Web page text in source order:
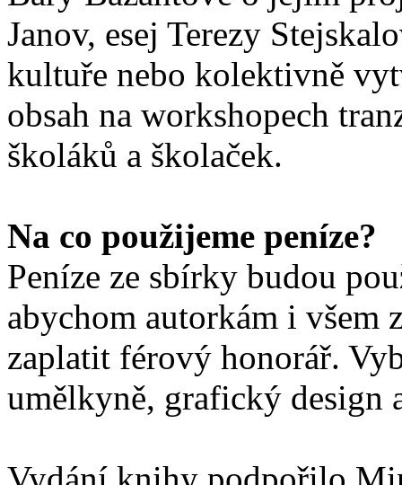
Janov, esej Terezy
kultuře nebo kolektivně
obsah na workshopech
školáků a školaček.
Na co použijeme peníze?
Peníze ze sbírky budou
abychom autorkám i všem
zaplatit férový honorář.
umělkyně, grafický